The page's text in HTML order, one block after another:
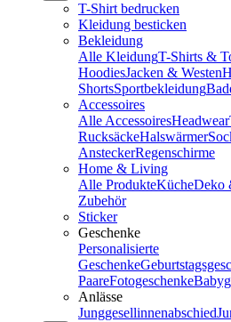
T-Shirt bedrucken
Kleidung besticken
Bekleidung
Alle KleidungT-Shirts &
HoodiesJacken & Westen
ShortsSportbekleidung
Accessoires
Alle AccessoiresHeadwear
RucksäckeHalswärmer
AnsteckerRegenschirme
Home & Living
Alle ProdukteKücheDeko
Zubehör
Sticker
Geschenke
Personalisierte
Geschenke
PaareFotogeschenke
Anlässe
Junggesellinnenabschied